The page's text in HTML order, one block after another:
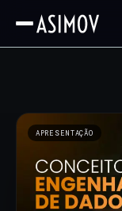
APRESENTAÇÃO